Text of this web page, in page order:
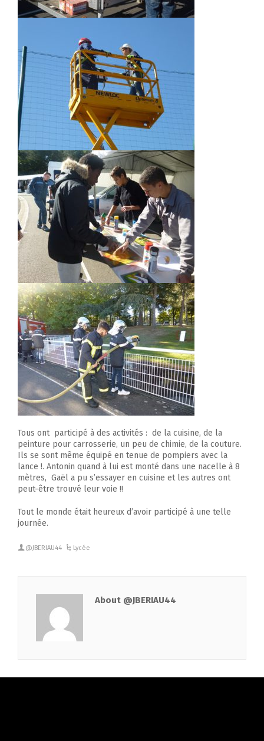
Tous ont participé à des activités : de la cuisine, de la
peinture pour carrosserie, un peu de chimie, de la couture.
Ils se sont même équipé en tenue de pompiers avec la
lance !. Antonin quand à lui est monté dans une nacelle à 8
mètres, Gaël a pu s’essayer en cuisine et les autres ont
peut-être trouvé leur voie !!
Tout le monde était heureux d’avoir participé à une telle
journée.
@JBERIAU44 Lycée
About @JBERIAU44